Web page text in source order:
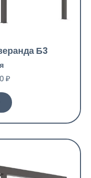
Б3
₽